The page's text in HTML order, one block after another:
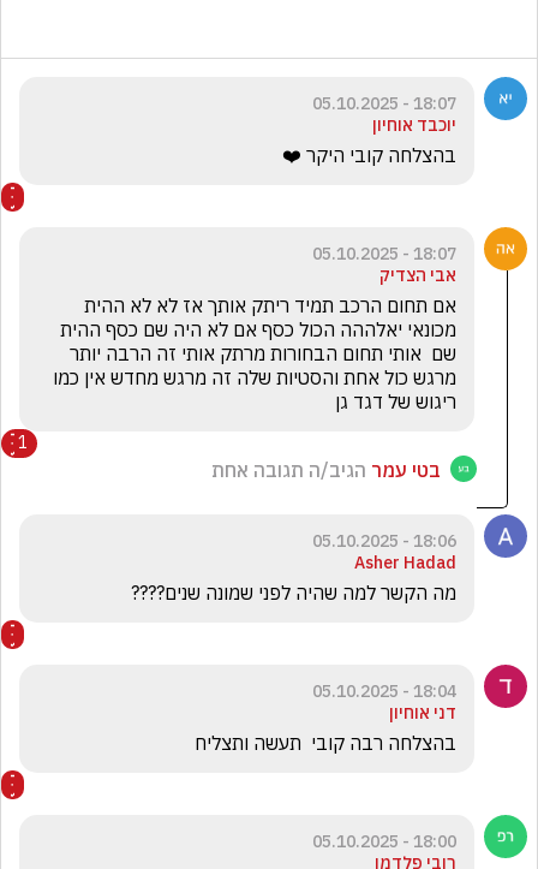
18:07 - 05.10.2025
יוכבד אוחיון
בהצלחה קובי היקר ❤️
18:07 - 05.10.2025
אבי הצדיק
ריגוש של דגד גן
1
בטי עמר הגיב/ה תגובה אחת
18:06 - 05.10.2025
Asher Hadad
מה הקשר למה שהיה לפני שמונה שנים????
18:04 - 05.10.2025
דני אוחיון
בהצלחה רבה קובי  תעשה ותצליח
18:00 - 05.10.2025
רובי פלדמן